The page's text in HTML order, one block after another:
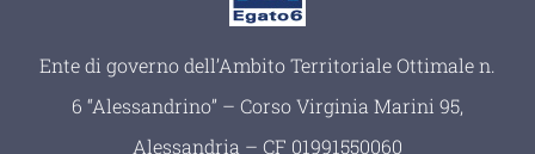
Ente di governo dell’Ambito Territoriale Ottimale n.
6 “Alessandrino” – Corso Virginia Marini 95,
Alessandria – CF 01991550060